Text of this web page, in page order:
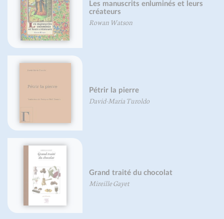
leurs
Valérie Gaudant
Mireille Gayet
Corriger le pied (nouvelle
Frédéric Brigaud
Petit traité du pois chiche
Pierre-Brice Lebrun